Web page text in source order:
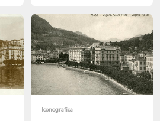
Iconografica